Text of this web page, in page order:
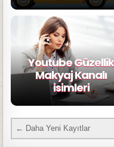
Youtube Güzellik
Makyaj Kanalı
isimleri
← Daha Yeni Kayıtlar